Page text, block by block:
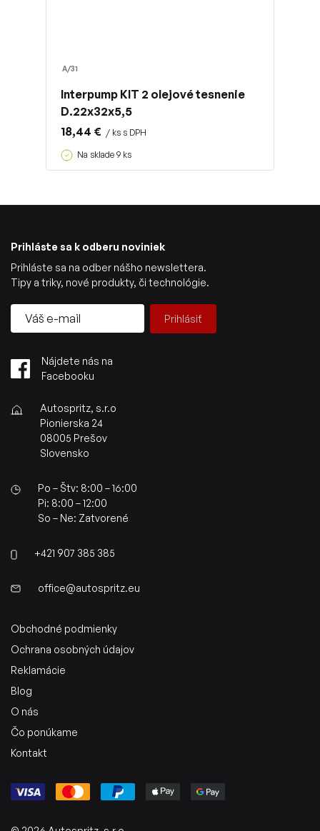
A/31
Interpump KIT 2 olejové tesnenie
D.22x32x5,5
18,44 € / ks s DPH
Na sklade 9 ks
Prihláste sa k odberu noviniek
Prihláste sa na odber nášho newslettera.
Tipy a triky, nové produkty, či technológie.
Prihlásiť
Nájdete nás na
Facebooku
Autospritz, s.r.o
Pionierska 24
08005 Prešov
Slovensko
Po – Štv: 8:00 – 16:00
Pi: 8:00 – 12:00
So – Ne: Zatvorené
+421 907 385 385
office@autospritz.eu
Obchodné podmienky
Ochrana osobných údajov
Reklamácie
Blog
O nás
Čo ponúkame
Kontakt